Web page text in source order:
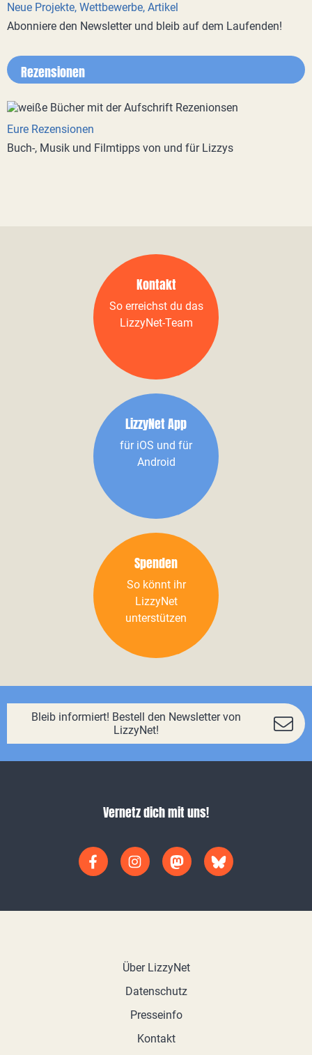
Neue Projekte, Wettbewerbe, Artikel
Abonniere den Newsletter und bleib auf dem Laufenden!
Rezensionen
Eure Rezensionen
Buch-, Musik und Filmtipps von und für Lizzys
Kontakt
So erreichst du das
LizzyNet-Team
LizzyNet App
für iOS und für
Android
Spenden
So könnt ihr
LizzyNet
unterstützen
Bleib informiert! Bestell den Newsletter von
LizzyNet!
Vernetz dich mit uns!
Über LizzyNet
Datenschutz
Presseinfo
Kontakt